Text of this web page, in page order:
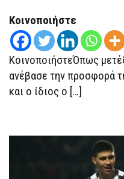
Κοινοποιήστε
ΚοινοποιήστεΌπως
ανέβασε την προσφορά
και ο ίδιος ο […]